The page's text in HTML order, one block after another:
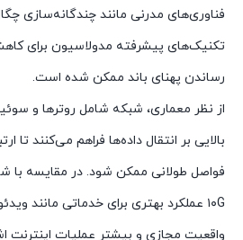
تکنیک‌های پیشرفته مدولاسیون برای
رساندن پهنای باند ممکن شده است.
از نظر معماری، شبکه شامل روترها و
بالایی بر انتقال داده‌ها فراهم می‌کنند تا
فواصل طولانی ممکن شود. در مقایسه با